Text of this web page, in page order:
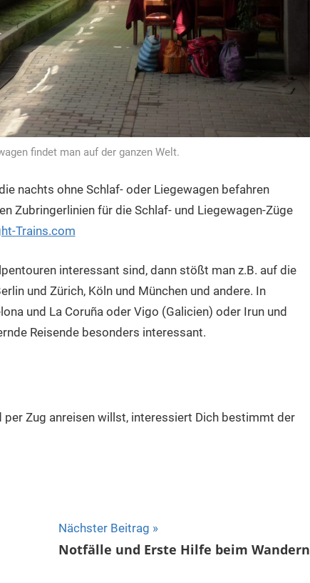
findet man auf der ganzen Welt.
nachts ohne Schlaf- oder Liegewagen befahren
Zubringerlinien für die Schlaf- und Liegewagen-Züge
Trains.com
interessant sind, dann stößt man z.B. auf die
und Zürich, Köln und München und andere. In
und La Coruña oder Vigo (Galicien) oder Irun und
Reisende besonders interessant.
Zug anreisen willst, interessiert Dich bestimmt der
Nächster Beitrag
Notfälle und Erste Hilfe beim Wandern